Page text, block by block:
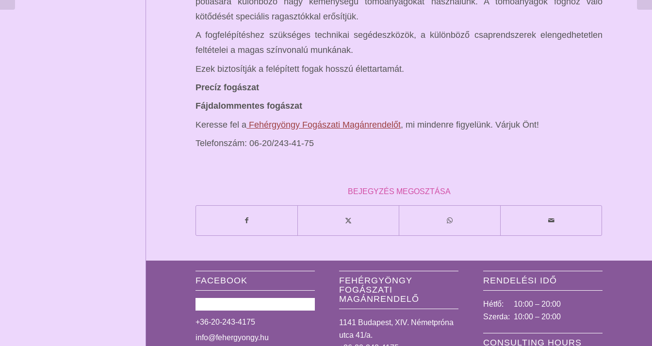
kötődését speciális ragasztókkal erősítjük.
A fogfelépítéshez szükséges technikai segédeszközök, a különböző csaprendszerek elengedhetetlen
feltételei a magas színvonalú munkának.
Ezek biztosítják a felépített fogak hosszú élettartamát.
Precíz fogászat
Fájdalommentes fogászat
Keresse fel a Fehérgyöngy Fogászati Magánrendelőt, mi mindenre figyelünk. Várjuk Önt!
Telefonszám: 06-20/243-41-75
BEJEGYZÉS MEGOSZTÁSA
FACEBOOK
+36-20-243-4175
info@fehergyongy.hu
FEHÉRGYÖNGY
FOGÁSZATI
MAGÁNRENDELŐ
1141 Budapest, XIV. Németpróna
utca 41/a.
RENDELÉSI IDŐ
Hétfő:
10:00 – 20:00
Szerda: 10:00 – 20:00
CONSULTING HOURS